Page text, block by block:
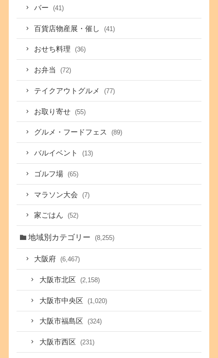
バー (41)
百貨店物産展・催し (41)
おせち料理 (36)
お弁当 (72)
テイクアウトグルメ (77)
お取り寄せ (55)
グルメ・フードフェス (89)
バルイベント (13)
ゴルフ場 (65)
マラソン大会 (7)
家ごはん (52)
地域別カテゴリー (8,255)
大阪府 (6,467)
大阪市北区 (2,158)
大阪市中央区 (1,020)
大阪市福島区 (324)
大阪市西区 (231)